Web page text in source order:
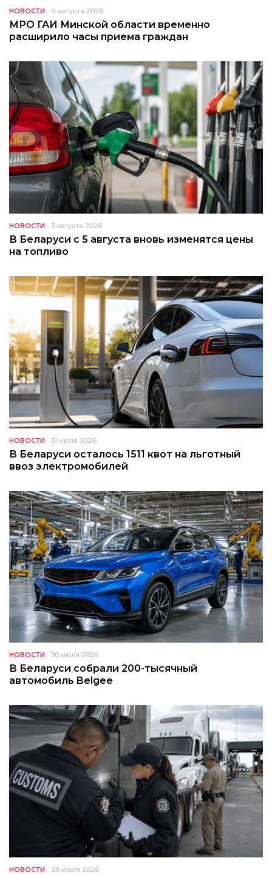
НОВОСТИ 4 августа 2026
МРО ГАИ Минской области временно
расширило часы приема граждан
НОВОСТИ 3 августа 2026
В Беларуси с 5 августа вновь изменятся цены
на топливо
НОВОСТИ 31 июля 2026
В Беларуси осталось 1511 квот на льготный
ввоз электромобилей
НОВОСТИ 30 июля 2026
В Беларуси собрали 200-тысячный
автомобиль Belgee
НОВОСТИ 29 июля 2026